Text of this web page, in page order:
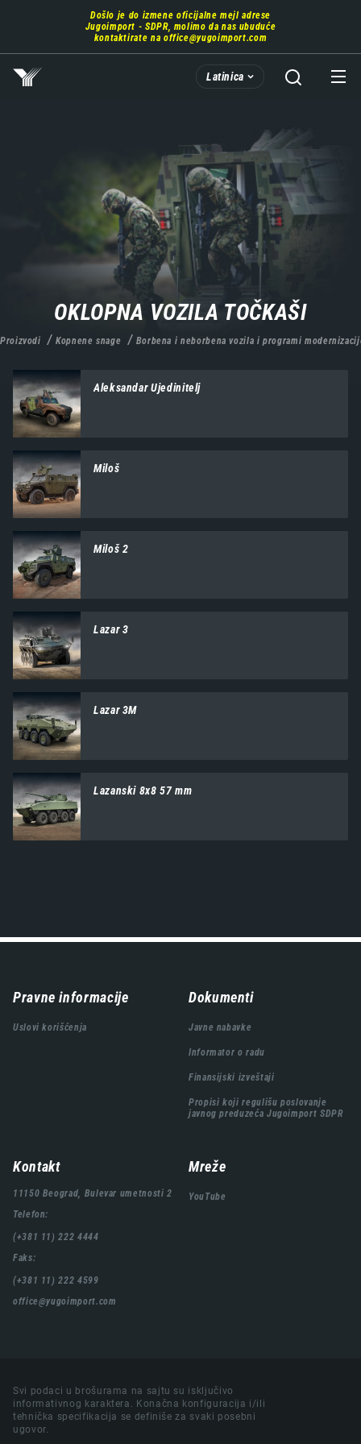
glavni
deo
sadržaja
Došlo je do izmene oficijalne mejl adrese
Jugoimport - SDPR, molimo da nas ubuduće
kontaktirate na office@yugoimport.com
Latinica
OKLOPNA VOZILA TOČKAŠI
Proizvodi Kopnene snage Borbena i neborbena vozila i programi
Aleksandar Ujedinitelj
Miloš
Miloš 2
Lazar 3
Lazar 3M
Lazanski 8x8 57 mm
Навигација
подножја
Pravne informacije
Uslovi korišćenja
Dokumenti
Javne nabavke
Informator o radu
Finansijski izveštaji
Propisi koji regulišu poslovanje
javnog preduzeća Jugoimport SDPR
Kontakt
11150 Beograd, Bulevar umetnosti 2
Telefon:
(+381 11) 222 4444
Faks:
(+381 11) 222 4599
office@yugoimport.com
Mreže
YouTube
Svi podaci u brošurama na sajtu su isključivo
informativnog karaktera. Konačna konfiguracija i/ili
tehnička specifikacija se definiše za svaki posebni
ugovor.